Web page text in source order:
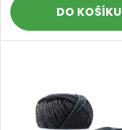
u
d
u
DO KOŠÍKU